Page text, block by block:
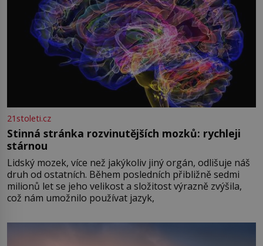
21stoleti.cz
Stinná stránka rozvinutějších mozků: rychleji
stárnou
Lidský mozek, více než jakýkoliv jiný orgán, odlišuje náš
druh od ostatních. Během posledních přibližně sedmi
milionů let se jeho velikost a složitost výrazně zvýšila,
což nám umožnilo používat jazyk,